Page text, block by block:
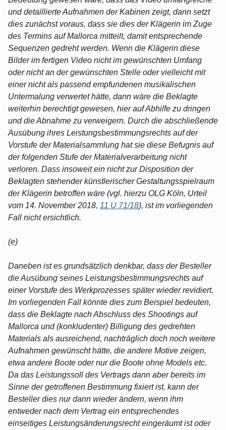
und detaillierte Aufnahmen der Kabinen zeigt, dann setzt
dies zunächst voraus, dass sie dies der Klägerin im Zuge
des Termins auf Mallorca mitteilt, damit entsprechende
Sequenzen gedreht werden. Wenn die Klägerin diese
Bilder im fertigen Video nicht im gewünschten Umfang
oder nicht an der gewünschten Stelle oder vielleicht mit
einer nicht als passend empfundenen musikalischen
Untermalung verwertet hätte, dann wäre die Beklagte
weiterhin berechtigt gewesen, hier auf Abhilfe zu dringen
und die Abnahme zu verweigern. Durch die abschließende
Ausübung ihres Leistungsbestimmungsrechts auf der
Vorstufe der Materialsammlung hat sie diese Befugnis auf
der folgenden Stufe der Materialverarbeitung nicht
verloren. Dass insoweit ein nicht zur Disposition der
Beklagten stehender künstlerischer Gestaltungsspielraum
der Klägerin betroffen wäre (vgl. hierzu OLG Köln, Urteil
vom 14. November 2018, 11 U 71/18), ist im vorliegenden
Fall nicht ersichtlich.
(e)
Daneben ist es grundsätzlich denkbar, dass der Besteller
die Ausübung seines Leistungsbestimmungsrechts auf
einer Vorstufe des Werkprozesses später wieder revidiert.
Im vorliegenden Fall könnte dies zum Beispiel bedeuten,
dass die Beklagte nach Abschluss des Shootings auf
Mallorca und (konkludenter) Billigung des gedrehten
Materials als ausreichend, nachträglich doch noch weitere
Aufnahmen gewünscht hätte, die andere Motive zeigen,
etwa andere Boote oder nur die Boote ohne Models etc.
Da das Leistungssoll des Vertrags dann aber bereits im
Sinne der getroffenen Bestimmung fixiert ist, kann der
Besteller dies nur dann wieder ändern, wenn ihm
entweder nach dem Vertrag ein entsprechendes
einseitiges Leistungsänderungsrecht eingeräumt ist oder